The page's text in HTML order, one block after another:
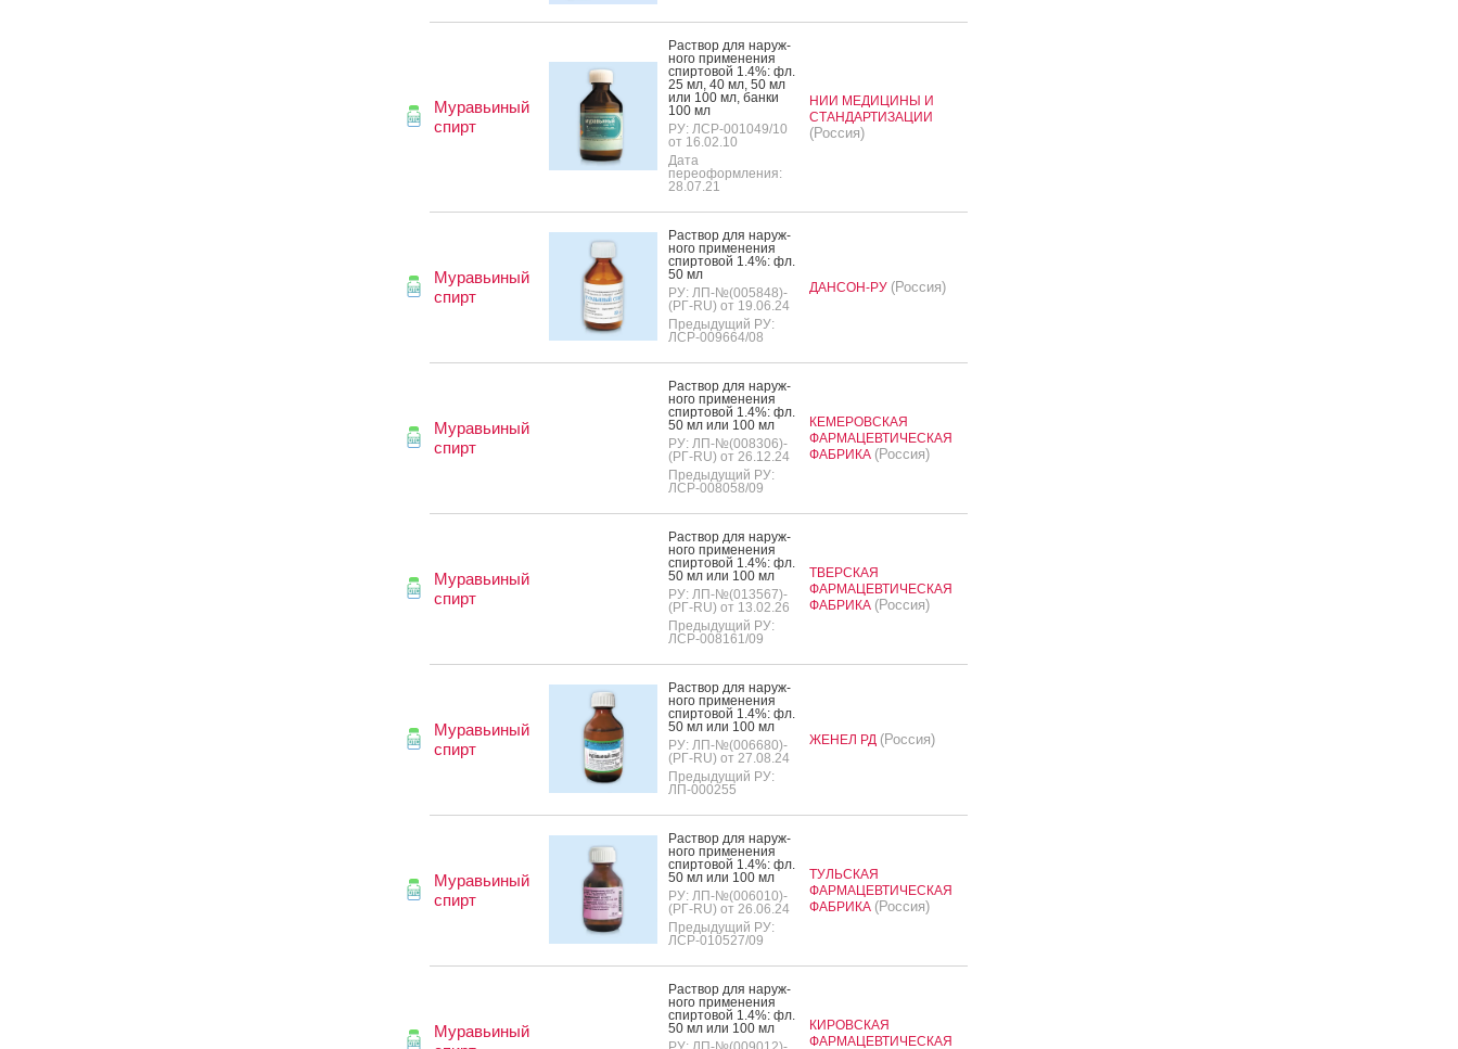
Муравьиный
спирт
Рас­твор для на­руж­
но­го при­мене­ния
спир­то­вой 1.4%: фл.
25 мл, 40 мл, 50 мл
или 100 мл, бан­ки
100 мл
РУ: ЛСР-001049/10
от 16.02.10
Дата
переоформления:
28.07.21
НИИ МЕДИЦИНЫ И
СТАНДАРТИЗАЦИИ
(Россия)
Муравьиный
спирт
Рас­твор для на­руж­
но­го при­мене­ния
спир­то­вой 1.4%: фл.
50 мл
РУ: ЛП-№(005848)-
(РГ-RU) от 19.06.24
Предыдущий РУ:
ЛСР-009664/08
ДАНСОН-РУ (Россия)
Муравьиный
спирт
Рас­твор для на­руж­
но­го при­мене­ния
спир­то­вой 1.4%: фл.
50 мл или 100 мл
РУ: ЛП-№(008306)-
(РГ-RU) от 26.12.24
Предыдущий РУ:
ЛСР-008058/09
КЕМЕРОВСКАЯ
ФАРМАЦЕВТИЧЕСКАЯ
ФАБРИКА (Россия)
Муравьиный
спирт
Рас­твор для на­руж­
но­го при­мене­ния
спир­то­вой 1.4%: фл.
50 мл или 100 мл
РУ: ЛП-№(013567)-
(РГ-RU) от 13.02.26
Предыдущий РУ:
ЛСР-008161/09
ТВЕРСКАЯ
ФАРМАЦЕВТИЧЕСКАЯ
ФАБРИКА (Россия)
Муравьиный
спирт
Рас­твор для на­руж­
но­го при­мене­ния
спир­то­вой 1.4%: фл.
50 мл или 100 мл
РУ: ЛП-№(006680)-
(РГ-RU) от 27.08.24
Предыдущий РУ:
ЛП-000255
ЖЕНЕЛ РД (Россия)
Муравьиный
спирт
Рас­твор для на­руж­
но­го при­мене­ния
спир­то­вой 1.4%: фл.
50 мл или 100 мл
РУ: ЛП-№(006010)-
(РГ-RU) от 26.06.24
Предыдущий РУ:
ЛСР-010527/09
ТУЛЬСКАЯ
ФАРМАЦЕВТИЧЕСКАЯ
ФАБРИКА (Россия)
Муравьиный
Рас­твор для на­руж­
но­го при­мене­ния
спир­то­вой 1.4%: фл.
50 мл или 100 мл
КИРОВСКАЯ
ФАРМАЦЕВТИЧЕСКАЯ